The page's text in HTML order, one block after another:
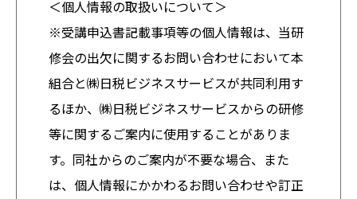
＜個人情報の取扱いについて＞
※受講申込書記載事項等の個人情報は、当研
修会の出欠に関するお問い合わせにおいて本
組合と㈱日税ビジネスサービスが共同利用す
るほか、㈱日税ビジネスサービスからの研修
等に関するご案内に使用することがありま
す。同社からのご案内が不要な場合、また
は、個人情報にかかわるお問い合わせや訂正